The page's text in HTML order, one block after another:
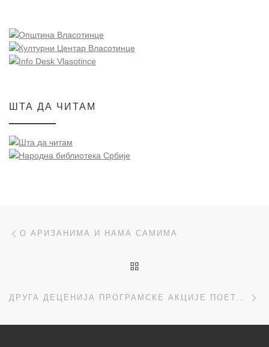
ШТА ДА ЧИТАМ
Post navigation
О АРИЗАНИМА И НАМА САМИМА
ДРУГА ДЕЦЕНИЈА ПРОГРАМСКЕ АКЦИЈЕ ПОЕТСКОМ РЕЧЈУ СТОП НАСИЉУ НАД ЖЕНАМА